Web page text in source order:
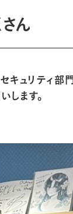
ん
リティ部門
します。